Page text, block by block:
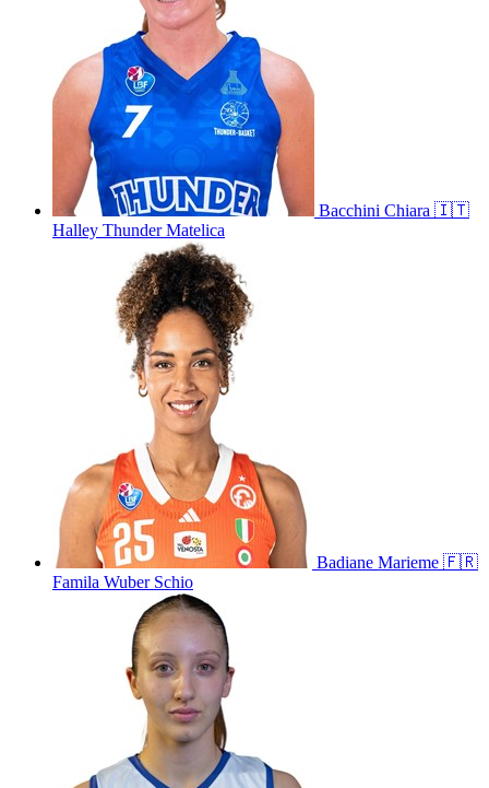
Bacchini Chiara 🇮🇹
Halley Thunder Matelica
Badiane Marieme 🇫🇷
Famila Wuber Schio